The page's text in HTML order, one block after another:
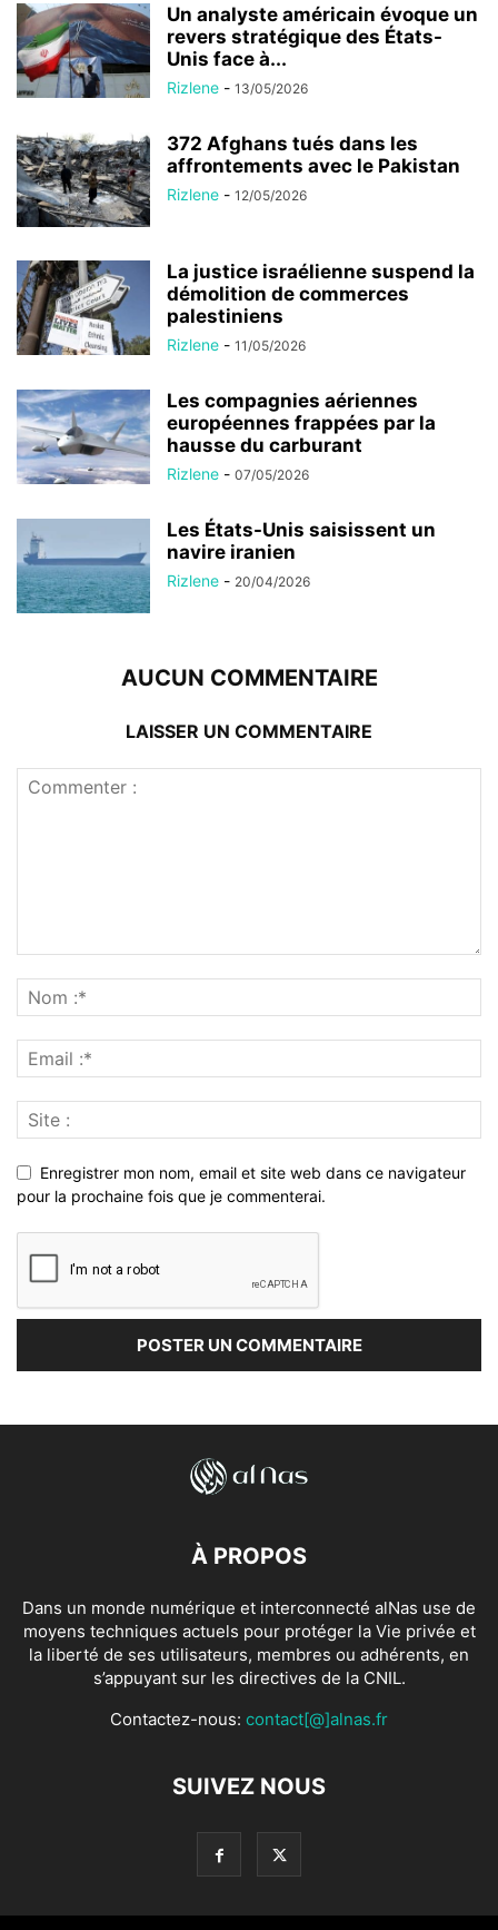
Un analyste américain évoque un
revers stratégique des États-
Unis face à...
Rizlene - 13/05/2026
372 Afghans tués dans les
affrontements avec le Pakistan
Rizlene - 12/05/2026
La justice israélienne suspend la
démolition de commerces
palestiniens
Rizlene - 11/05/2026
Les compagnies aériennes
européennes frappées par la
hausse du carburant
Rizlene - 07/05/2026
Les États-Unis saisissent un
navire iranien
Rizlene - 20/04/2026
AUCUN COMMENTAIRE
LAISSER UN COMMENTAIRE
Enregistrer mon nom, email et site web dans ce navigateur
pour la prochaine fois que je commenterai.
À PROPOS
Dans un monde numérique et interconnecté alNas use de
moyens techniques actuels pour protéger la Vie privée et
la liberté de ses utilisateurs, membres ou adhérents, en
s’appuyant sur les directives de la CNIL.
Contactez-nous: contact[@]alnas.fr
SUIVEZ NOUS